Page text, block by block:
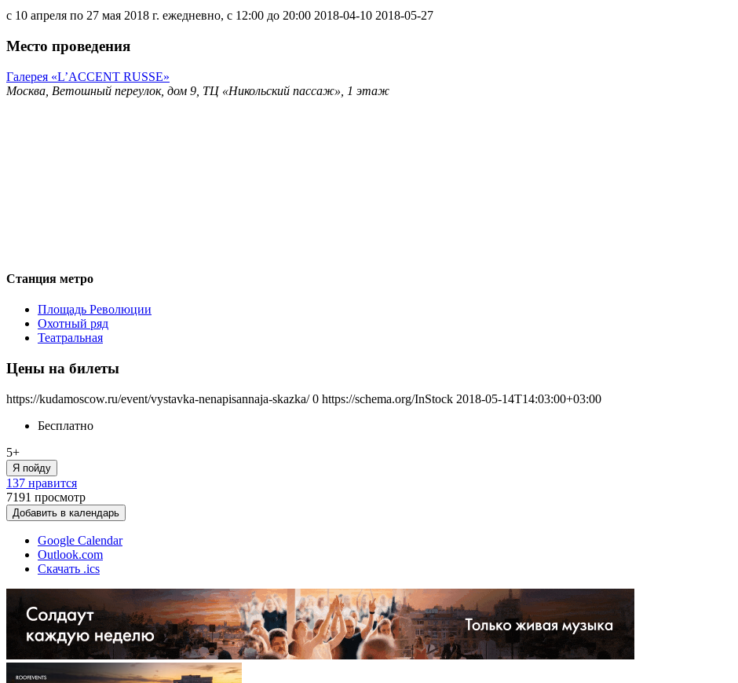
с 10 апреля по 27 мая 2018 г. ежедневно, с 12:00 до 20:00 2018-04-10 2018-05-27
Место проведения
Галерея «L’ACCENT RUSSE»
Москва, Ветошный переулок, дом 9, ТЦ «Никольский пассаж», 1 этаж
Станция метро
Площадь Революции
Охотный ряд
Театральная
Цены на билеты
https://kudamoscow.ru/event/vystavka-nenapisannaja-skazka/ 0 https://schema.org/InStock 2018-05-14T14:03:00+03:00
Бесплатно
5+
Я пойду
137 нравится
7191 просмотр
Добавить в календарь
Google Calendar
Outlook.com
Скачать .ics